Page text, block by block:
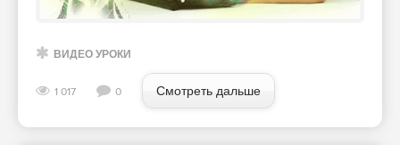
ВИДЕО УРОКИ
1 017 0 Смотреть дальше